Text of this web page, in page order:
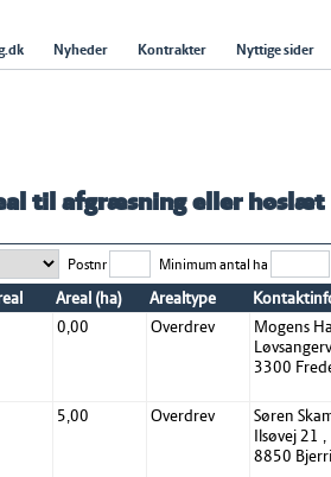
Nyheder Kontrakter Nyttige sider
til afgræsning eller høslæt
Postnr Minimum antal ha
Areal (ha) Arealtype
0,00 Overdrev
Mogens
3300
5,00 Overdrev
Søren
Ilsøvej 21 ,
8850